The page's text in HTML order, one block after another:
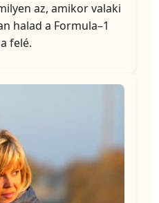
az, amikor valaki
halad a Formula–1
felé.